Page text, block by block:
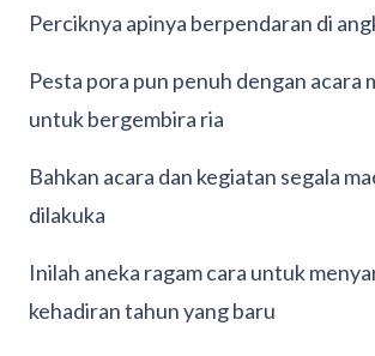
Perciknya apinya berpendaran di
Pesta pora pun penuh dengan acara
untuk bergembira ria
Bahkan acara dan kegiatan segala
dilakuka
Inilah aneka ragam cara untuk
kehadiran tahun yang baru